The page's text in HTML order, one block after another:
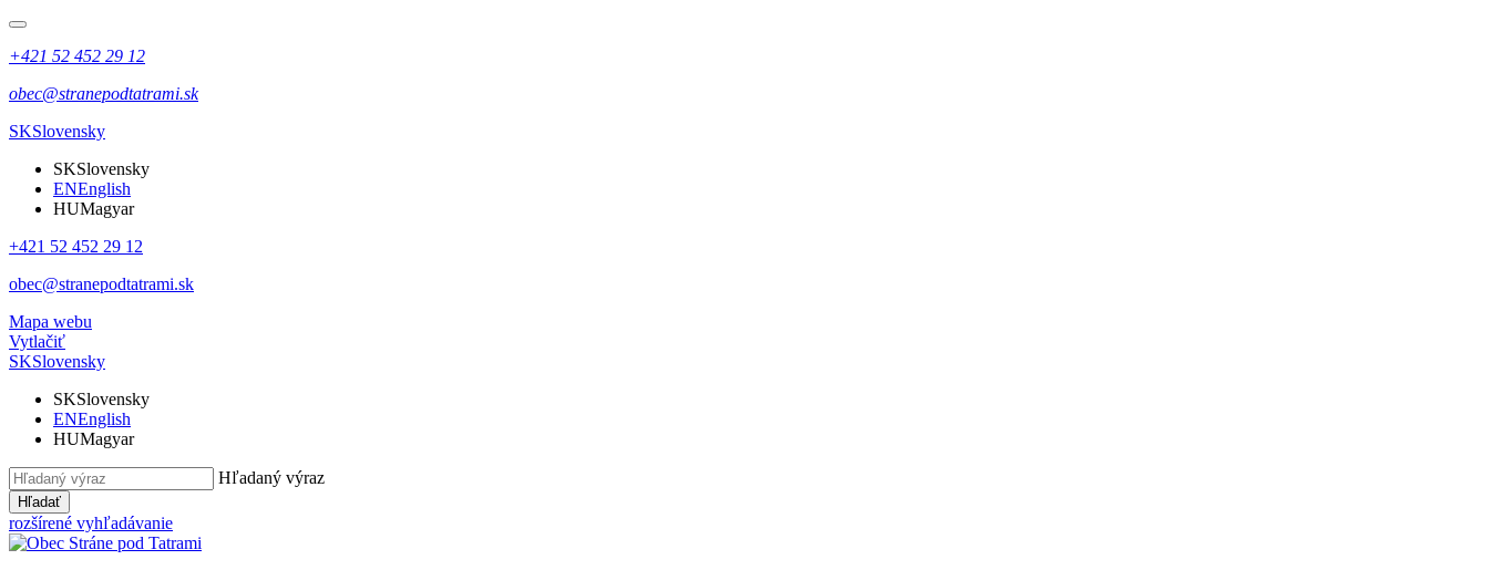
+421 52 452 29 12
obec@stranepodtatrami.sk
SKSlovensky
SKSlovensky
ENEnglish
HUMagyar
+421 52 452 29 12
obec@stranepodtatrami.sk
Mapa webu
Vytlačiť
SKSlovensky
SKSlovensky
ENEnglish
HUMagyar
Hľadaný výraz
Hľadať
rozšírené vyhľadávanie